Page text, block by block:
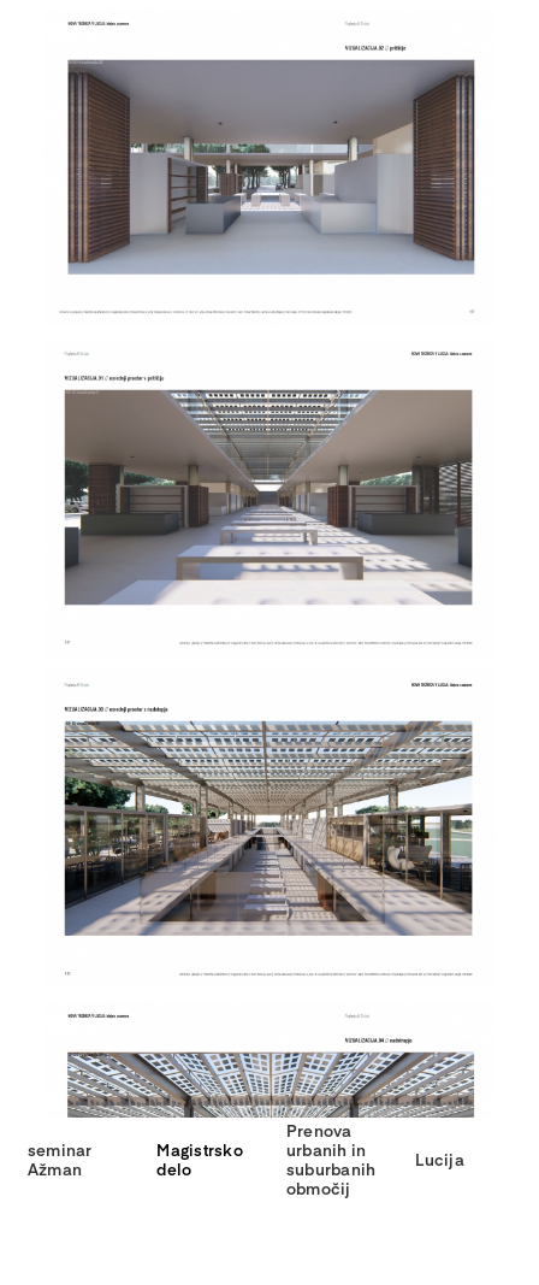
seminar
Ažman
Magistrsko
delo
Prenova
urbanih in
suburbanih
območij
Lucija